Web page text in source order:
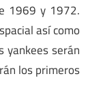
1969 y 1972.
así como
yankees serán
los primeros